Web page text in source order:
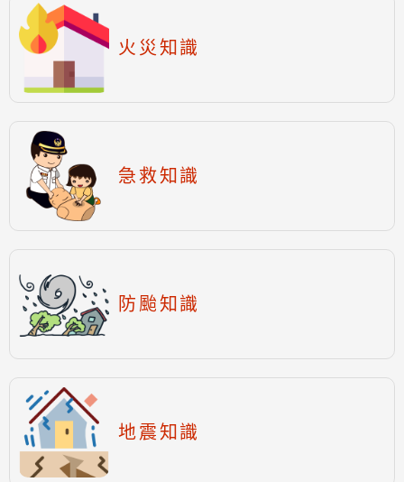
火災知識
急救知識
防颱知識
地震知識